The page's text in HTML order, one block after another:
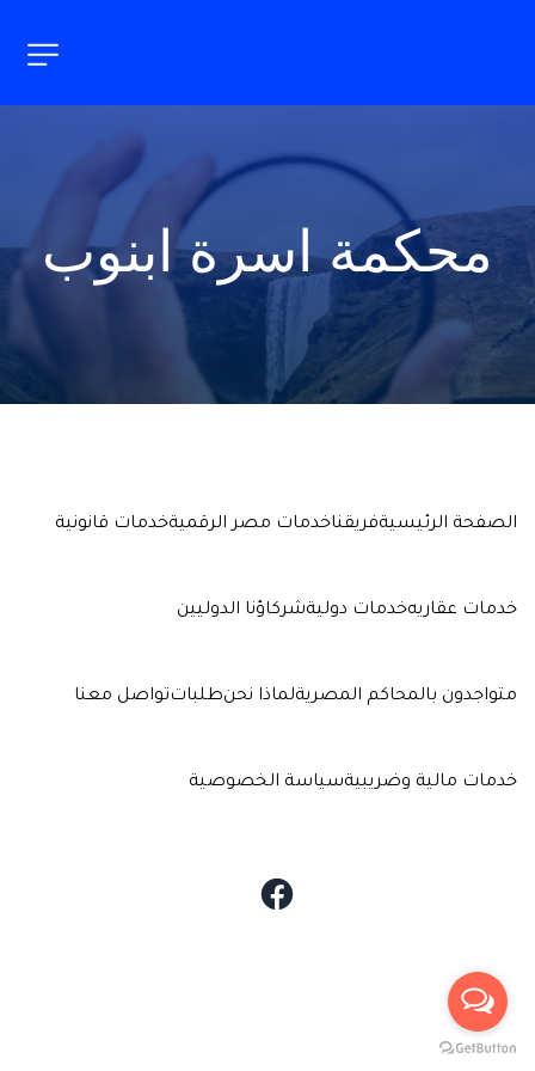
محكمة اسرة ابنوب
الصفحة الرئيسيةفريقناخدمات مصر الرقميةخدمات قانونية
خدمات عقاريهخدمات دوليةشركاؤنا الدوليين
متواجدون بالمحاكم المصريةلماذا نحنطلباتتواصل معنا
خدمات مالية وضريبيةسياسة الخصوصية